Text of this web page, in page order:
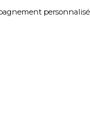
personnalisé